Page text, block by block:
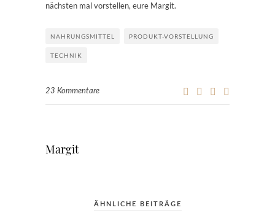
nächsten mal vorstellen, eure Margit.
NAHRUNGSMITTEL PRODUKT-VORSTELLUNG
TECHNIK
23 Kommentare
Margit
ÄHNLICHE BEITRÄGE